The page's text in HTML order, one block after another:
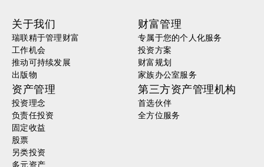
关于我们
瑞联精于管理财富
工作机会
推动可持续发展
出版物
财富管理
专属于您的个人化服务
投资方案
财富规划
家族办公室服务
资产管理
投资理念
负责任投资
固定收益
股票
另类投资
多元资产
第三方资产管理机构
首选伙伴
全方位服务